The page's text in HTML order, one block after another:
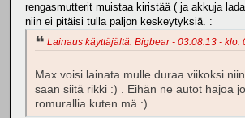
rengasmutterit muistaa kiristää ( ja akkuja
niin ei pitäisi tulla paljon keskeytyksiä. :
Lainaus käyttäjältä: Bigbear - 03.08.13 - klo:
Max voisi lainata mulle duraa viikoksi
saan siitä rikki :) . Eihän ne autot hajoa
romurallia kuten mä :)